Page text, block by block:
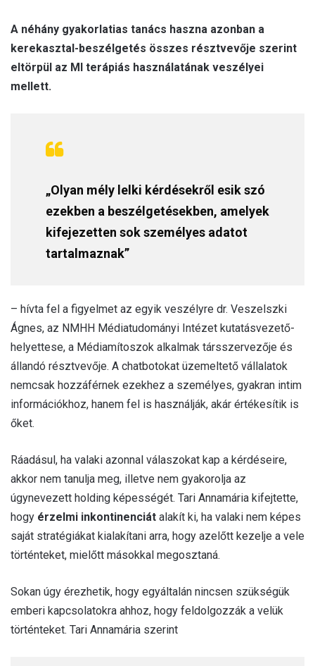
A néhány gyakorlatias tanács haszna azonban a
kerekasztal-beszélgetés összes résztvevője szerint
eltörpül az MI terápiás használatának veszélyei
mellett.
„Olyan mély lelki kérdésekről esik szó
ezekben a beszélgetésekben, amelyek
kifejezetten sok személyes adatot
tartalmaznak”
– hívta fel a figyelmet az egyik veszélyre dr. Veszelszki
Ágnes, az NMHH Médiatudományi Intézet kutatásvezető-
helyettese, a Médiamítoszok alkalmak társszervezője és
állandó résztvevője. A chatbotokat üzemeltető vállalatok
nemcsak hozzáférnek ezekhez a személyes, gyakran intim
információkhoz, hanem fel is használják, akár értékesítik is
őket.
Ráadásul, ha valaki azonnal válaszokat kap a kérdéseire,
akkor nem tanulja meg, illetve nem gyakorolja az
úgynevezett holding képességét. Tari Annamária kifejtette,
hogy érzelmi inkontinenciát alakít ki, ha valaki nem képes
saját stratégiákat kialakítani arra, hogy azelőtt kezelje a vele
történteket, mielőtt másokkal megosztaná.
Sokan úgy érezhetik, hogy egyáltalán nincsen szükségük
emberi kapcsolatokra ahhoz, hogy feldolgozzák a velük
történteket. Tari Annamária szerint